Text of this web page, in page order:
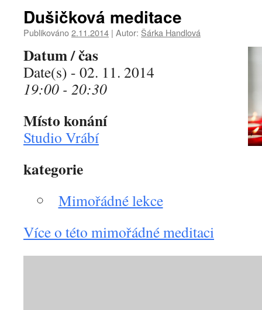
Dušičková meditace
Publikováno2.11.2014 | Autor: Šárka Handlová
Datum / čas
Date(s) - 02. 11. 2014
19:00 - 20:30
Místo konání
Studio Vrábí
kategorie
Mimořádné lekce
Více o této mimořádné meditaci